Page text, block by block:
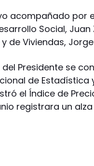
acompañado
Social,
de Viviendas,
Presidente se
de
el Índice de
registrara un alza